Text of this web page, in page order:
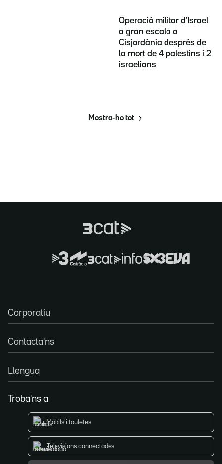
Operació militar d'Israel
a gran escala a
Cisjordània després de
la mort de 4 palestins i 2
israelians
Mostra-ho tot
Corporatiu
Contacta'ns
Llengua
Troba'ns a
Mòbils i tauletes
Televisions connectades